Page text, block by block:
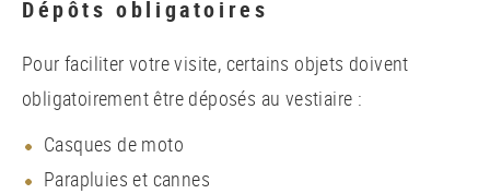
Dépôts obligatoires
Pour faciliter votre visite, certains objets doivent
obligatoirement être déposés au vestiaire :
Casques de moto
Parapluies et cannes